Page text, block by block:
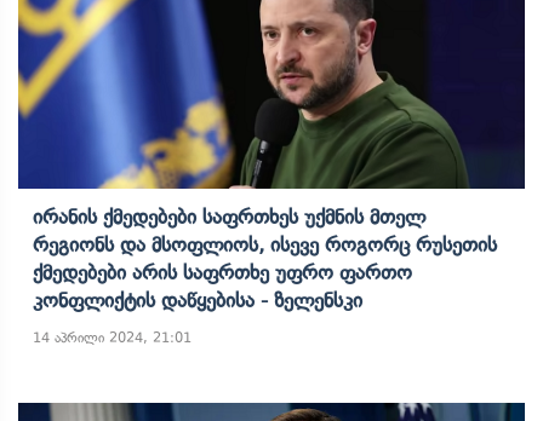
Ირანის Ქმედებები Საფრთხეს Უქმნის Მთელ
Რეგიონს Და Მსოფლიოს, Ისევე Როგორც Რუსეთის
Ქმედებები Არის Საფრთხე Უფრო Ფართო
Კონფლიქტის Დაწყებისა - Ზელენსკი
14 აპრილი 2024, 21:01